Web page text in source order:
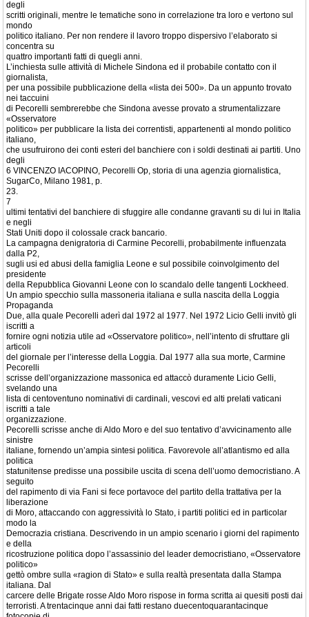
degli
scritti originali, mentre le tematiche sono in correlazione tra loro e vertono sul
mondo
politico italiano. Per non rendere il lavoro troppo dispersivo l’elaborato si
concentra su
quattro importanti fatti di quegli anni.
L’inchiesta sulle attività di Michele Sindona ed il probabile contatto con il
giornalista,
per una possibile pubblicazione della «lista dei 500». Da un appunto trovato
nei taccuini
di Pecorelli sembrerebbe che Sindona avesse provato a strumentalizzare
«Osservatore
politico» per pubblicare la lista dei correntisti, appartenenti al mondo politico
italiano,
che usufruirono dei conti esteri del banchiere con i soldi destinati ai partiti. Uno
degli
6 VINCENZO IACOPINO, Pecorelli Op, storia di una agenzia giornalistica,
SugarCo, Milano 1981, p.
23.
7
ultimi tentativi del banchiere di sfuggire alle condanne gravanti su di lui in Italia
e negli
Stati Uniti dopo il colossale crack bancario.
La campagna denigratoria di Carmine Pecorelli, probabilmente influenzata
dalla P2,
sugli usi ed abusi della famiglia Leone e sul possibile coinvolgimento del
presidente
della Repubblica Giovanni Leone con lo scandalo delle tangenti Lockheed.
Un ampio specchio sulla massoneria italiana e sulla nascita della Loggia
Propaganda
Due, alla quale Pecorelli aderì dal 1972 al 1977. Nel 1972 Licio Gelli invitò gli
iscritti a
fornire ogni notizia utile ad «Osservatore politico», nell’intento di sfruttare gli
articoli
del giornale per l’interesse della Loggia. Dal 1977 alla sua morte, Carmine
Pecorelli
scrisse dell’organizzazione massonica ed attaccò duramente Licio Gelli,
svelando una
lista di centoventuno nominativi di cardinali, vescovi ed alti prelati vaticani
iscritti a tale
organizzazione.
Pecorelli scrisse anche di Aldo Moro e del suo tentativo d’avvicinamento alle
sinistre
italiane, fornendo un’ampia sintesi politica. Favorevole all’atlantismo ed alla
politica
statunitense predisse una possibile uscita di scena dell’uomo democristiano. A
seguito
del rapimento di via Fani si fece portavoce del partito della trattativa per la
liberazione
di Moro, attaccando con aggressività lo Stato, i partiti politici ed in particolar
modo la
Democrazia cristiana. Descrivendo in un ampio scenario i giorni del rapimento
e della
ricostruzione politica dopo l’assassinio del leader democristiano, «Osservatore
politico»
gettò ombre sulla «ragion di Stato» e sulla realtà presentata dalla Stampa
italiana. Dal
carcere delle Brigate rosse Aldo Moro rispose in forma scritta ai quesiti posti dai
terroristi. A trentacinque anni dai fatti restano duecentoquarantacinque